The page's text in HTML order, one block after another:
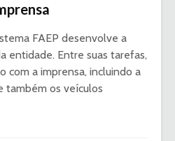
FAEP desenvolve a
entidade. Entre suas tarefas,
com a imprensa, incluindo a
também os veículos